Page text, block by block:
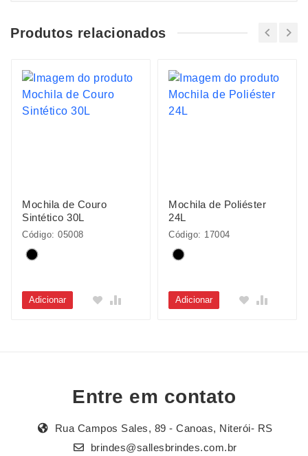
Produtos relacionados
Mochila de Couro
Sintético 30L
Código: 05008
Adicionar
Mochila de Poliéster
24L
Código: 17004
Adicionar
Entre em contato
Rua Campos Sales, 89 - Canoas, Niterói- RS
brindes@sallesbrindes.com.br